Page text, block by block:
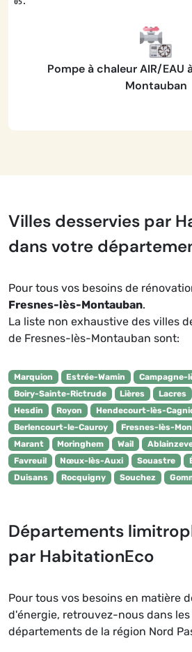
Pompe à chaleur AIR/EAU
Montauban
Villes desservies par
dans votre
Pour tous vos besoins de
Fresnes-lès-Montauban.
La liste non exhaustive des villes
de Fresnes-lès-Montauban sont:
Marquion Estrée-Wamin
Campagne-
Boiry-Sainte-Rictrude
Lières Lacres
Hesdin
Royon Hendecourt-lès-
Berlencourt-le-Cauroy
Fresnes-lès-
Marant
Moringhem Wail
Favreuil
Nœux-lès-Auxi Souastre
Duisans
Rocquigny Souchez
Départements
par HabitationEco
Pour tous vos besoins en matière
d'énergie, retrouvez-nous dans
départements de la région Nord